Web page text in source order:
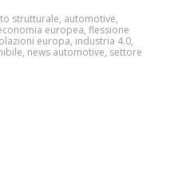
strutturale, automotive,
europea, flessione
europa, industria 4.0,
, news automotive, settore